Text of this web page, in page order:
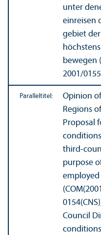
unter
einreisen
gebiet
bewegen
2001/
Paralleltitel:
Opinion
Regions
Proposal
third-
purpose
Council